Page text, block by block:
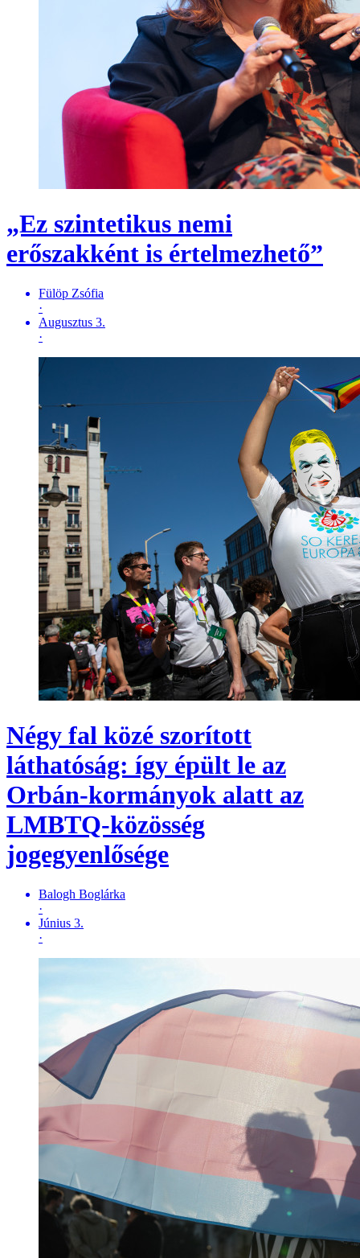
„Ez szintetikus nemi
erőszakként is értelmezhető”
Fülöp Zsófia
·
Augusztus 3.
·
Négy fal közé szorított
láthatóság: így épült le az
Orbán-kormányok alatt az
LMBTQ-közösség
jogegyenlősége
Balogh Boglárka
·
Június 3.
·